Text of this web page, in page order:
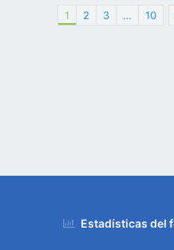
1 2 3 … 10
Estadísticas del